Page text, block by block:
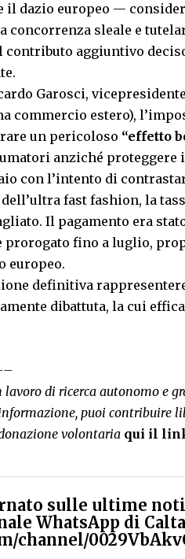
il dazio europeo —
concorrenza sleale e
contributo aggiuntivo
Garosci,
commercio estero),
un pericoloso “effetto
anziché proteggere
con l’intento di
fast fashion, la
Il pagamento era
prorogato fino a luglio,
europeo.
definitiva
dibattuta, la cui
di ricerca autonomo e
puoi contribuire
volontaria qui il
sulle ultime
WhatsApp di
channel/